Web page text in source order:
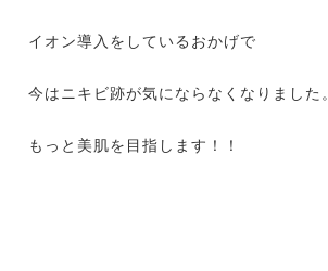
イオン導入をしているおかげで
今はニキビ跡が気にならなくなりました
もっと美肌を目指します！！